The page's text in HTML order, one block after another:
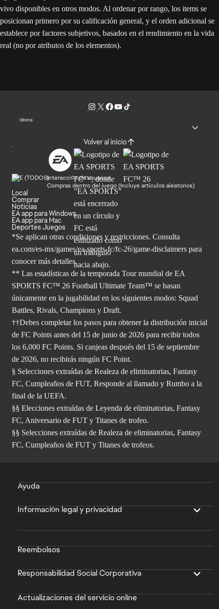
vivo disponibles en otros modos. Al ordenar por rango, los items se
posicionan primero por su calificación general, y el orden adicional se
establece por factores subjetivos, basados en el rendimiento en la vida
real (no por atributos de los elementos).
Idioma
Volver al inicio
Interacción de usuarios
Compras dentro del juego (Incluye artículos aleatorios)
Local
Comprar
Noticias
EA app para Windows
EA app para Mac
Deportes Juegos
*Se aplican otras condiciones y restricciones. Consulta
ea.com/es-mx/games/ea-sports-fc/fc-26/game-disclaimers para
conocer más detalles.
** Las estadísticas de la temporada Tour mundial de EA
SPORTS FC™ 26 Football Ultimate Team™ se basan
únicamente en la jugabilidad en los siguientes modos: Squad
Battles, Rivals, Champions y Draft.
††Debes completar los pasos para obtener la distribución inicial
de FC Points antes del 15 de junio de 2026 para recibir todos
los 6,000 FC Points. Si canjeas después del 15 de septiembre
de 2026, no recibirás ningún FC Point.
§ Selecciones extraídas de Realeza de eliminatorias, Fantasy
FC, Cumpleaños de FUT, Responde al llamado y Rumbo a la
final de la UEFA.
§§ Elecciones extraídas de Leyenda de eliminatorias, Fantasy
FC, Aniversario de FUT y Titanes de trofeo.
§§ Selecciones extraídas de Realeza de eliminatorias, Fantasy
FC, Cumpleaños de FUT y Titanes de trofeos.
Ayuda
Información legal y privacidad
Reembolsos
Responsabilidad Social Corporativa
Actualizaciones del servicio online